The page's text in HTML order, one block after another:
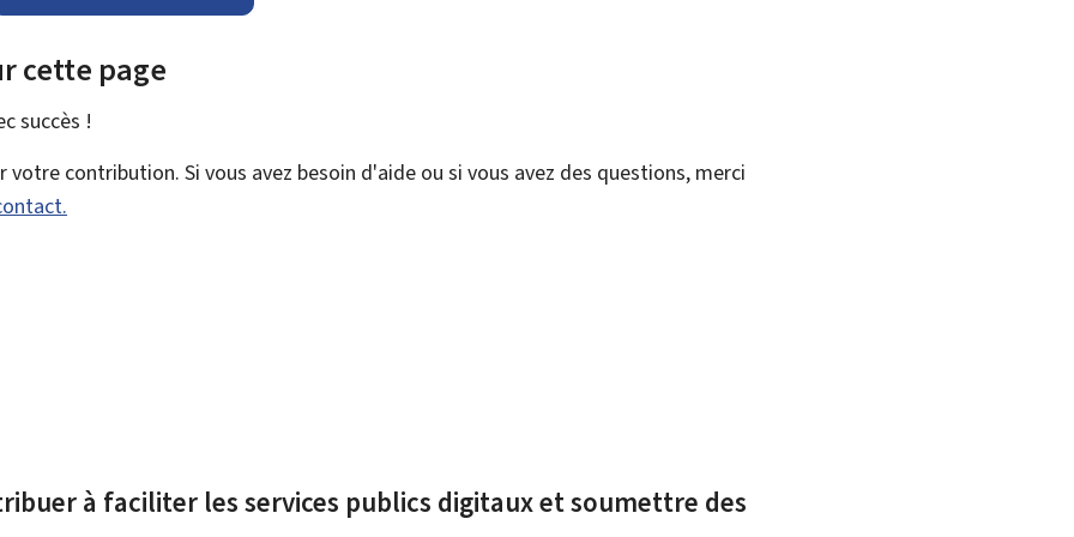
cette page
succès !
votre contribution. Si vous avez besoin d'aide ou si vous avez des questions, merci
à faciliter les services publics digitaux et soumettre des